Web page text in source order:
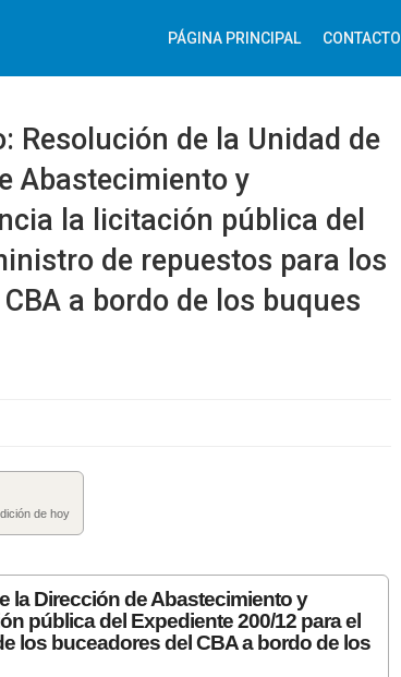
PÁGINA PRINCIPAL CONTACTO
Resolución de la Unidad de
Abastecimiento y
la licitación pública del
de repuestos para los
a bordo de los buques
de hoy
la Dirección de Abastecimiento y
pública del Expediente 200/12 para el
los buceadores del CBA a bordo de los